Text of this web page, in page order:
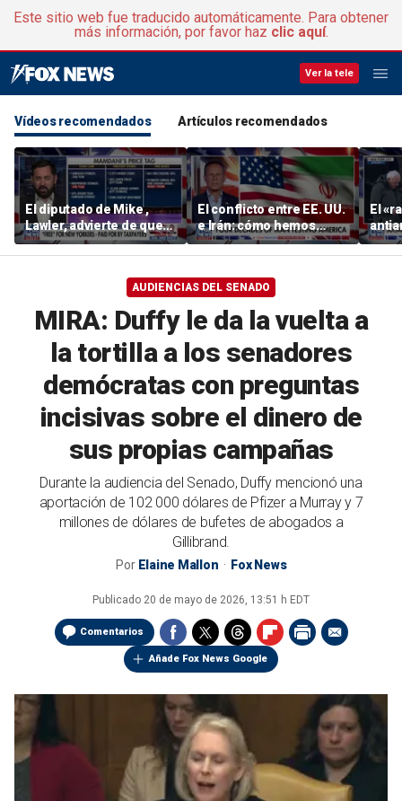
Este sitio web fue traducido automáticamente. Para obtener
más información, por favor haz clic aquí.
Ver la tele
Vídeos recomendados Artículos recomendados
El diputado de Mike ,
Lawler, advierte de que
los socialistas radicales
se están haciendo con el
El conflicto entre EE. UU.
e Irán: cómo hemos
llegado hasta aquí
El
tiene
AUDIENCIAS DEL SENADO
MIRA: Duffy le da la vuelta a
la tortilla a los senadores
demócratas con preguntas
incisivas sobre el dinero de
sus propias campañas
Durante la audiencia del Senado, Duffy mencionó una
aportación de 102 000 dólares de Pfizer a Murray y 7
millones de dólares de bufetes de abogados a
Gillibrand.
Por Elaine Mallon Fox News
Publicado 20 de mayo de 2026, 13:51 h EDT
Comentarios
Añade Fox News Google